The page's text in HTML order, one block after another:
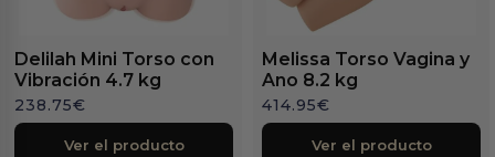
Delilah Mini Torso con
Vibración 4.7 kg
238.75€
Ver el producto
Melissa Torso Vagina y
Ano 8.2 kg
414.95€
Ver el producto